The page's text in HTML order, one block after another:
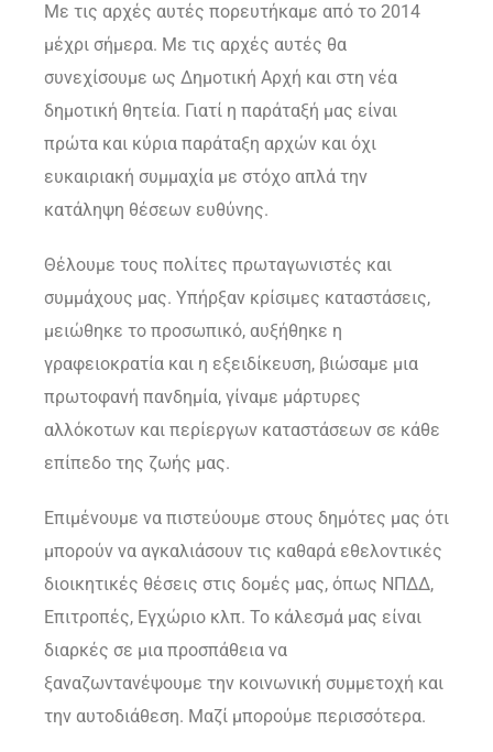
Με τις αρχές αυτές πορευτήκαμε από το 2014
μέχρι σήμερα. Με τις αρχές αυτές θα
συνεχίσουμε ως Δημοτική Αρχή και στη νέα
δημοτική θητεία. Γιατί η παράταξή μας είναι
πρώτα και κύρια παράταξη αρχών και όχι
ευκαιριακή συμμαχία με στόχο απλά την
κατάληψη θέσεων ευθύνης.
Θέλουμε τους πολίτες πρωταγωνιστές και
συμμάχους μας. Υπήρξαν κρίσιμες καταστάσεις,
μειώθηκε το προσωπικό, αυξήθηκε η
γραφειοκρατία και η εξειδίκευση, βιώσαμε μια
πρωτοφανή πανδημία, γίναμε μάρτυρες
αλλόκοτων και περίεργων καταστάσεων σε κάθε
επίπεδο της ζωής μας.
Επιμένουμε να πιστεύουμε στους δημότες μας ότι
μπορούν να αγκαλιάσουν τις καθαρά εθελοντικές
διοικητικές θέσεις στις δομές μας, όπως ΝΠΔΔ,
Επιτροπές, Εγχώριο κλπ. Το κάλεσμά μας είναι
διαρκές σε μια προσπάθεια να
ξαναζωντανέψουμε την κοινωνική συμμετοχή και
την αυτοδιάθεση. Μαζί μπορούμε περισσότερα.